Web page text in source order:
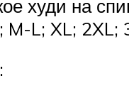
худи на
M-L; XL; 2XL;